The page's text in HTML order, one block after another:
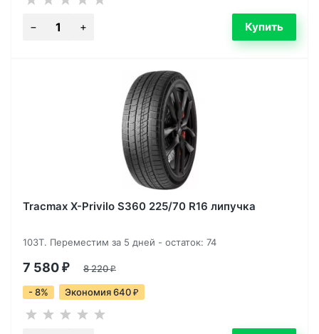
Tracmax X-Privilo S360 225/70 R16 липучка
103T. Переместим за 5 дней - остаток: 74
7 580 ₽ 8 220₽
- 8% Экономия 640 ₽